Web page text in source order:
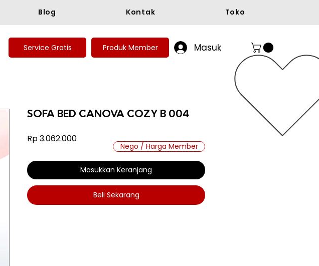
Blog Kontak Toko
Service Gratis Produk Member Masuk
SOFA BED CANOVA COZY B 004
Rp 3.062.000Harga
Masukkan Keranjang
Beli Sekarang
Nego / Harga Member